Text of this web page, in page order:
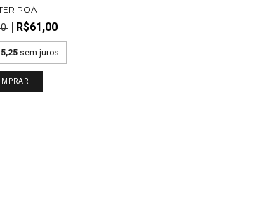
POÁ
R$61,00
sem juros